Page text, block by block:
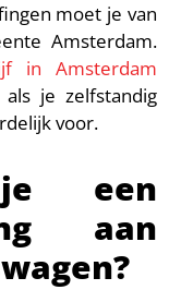
moet je van
Amsterdam.
in Amsterdam
je zelfstandig
voor.
een
aan